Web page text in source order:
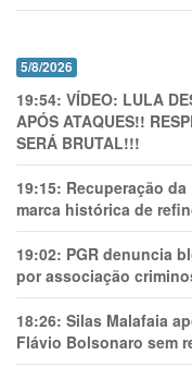
5/8/2026
19:54: VÍDEO: LULA
APÓS ATAQUES!!
SERÁ BRUTAL!!!
19:15: Recuperação
marca histórica de
19:02: PGR denuncia
por associação
18:26: Silas Malafaia
Flávio Bolsonaro sem